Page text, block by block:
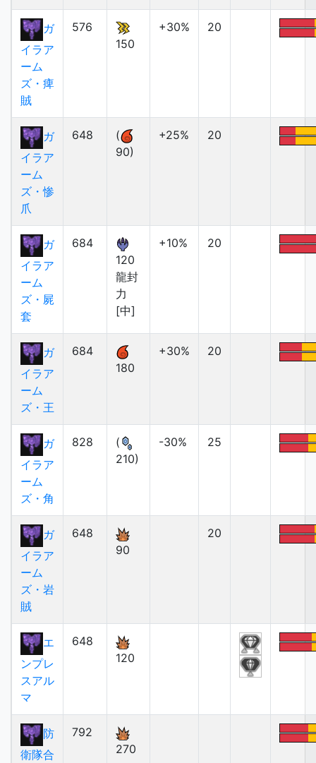
ガ
イラア
ーム
ズ・痺
賊
576
150
+30% 20
ガ
イラア
ーム
ズ・惨
爪
648
(
90)
+25% 20
ガ
イラア
ーム
ズ・屍
套
684
120
龍封
力
[中]
+10% 20
ガ
イラア
ーム
ズ・王
684
180
+30% 20
ガ
イラア
ーム
ズ・角
828
(
210)
-30% 25
ガ
イラア
ーム
ズ・岩
賊
648
90
20
エ
ンプレ
スアル
マ
648
120
防
衛隊合
792
270